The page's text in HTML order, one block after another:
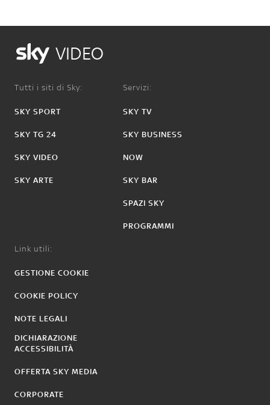
VIDEO
Tutti i siti di Sky:
SKY SPORT
SKY TG 24
SKY VIDEO
SKY ARTE
Servizi:
SKY TV
SKY BUSINESS
NOW
SKY BAR
SPAZI SKY
PROGRAMMI
Link utili:
GESTIONE COOKIE
COOKIE POLICY
NOTE LEGALI
DICHIARAZIONE
ACCESSIBILITÀ
OFFERTA SKY MEDIA
CORPORATE